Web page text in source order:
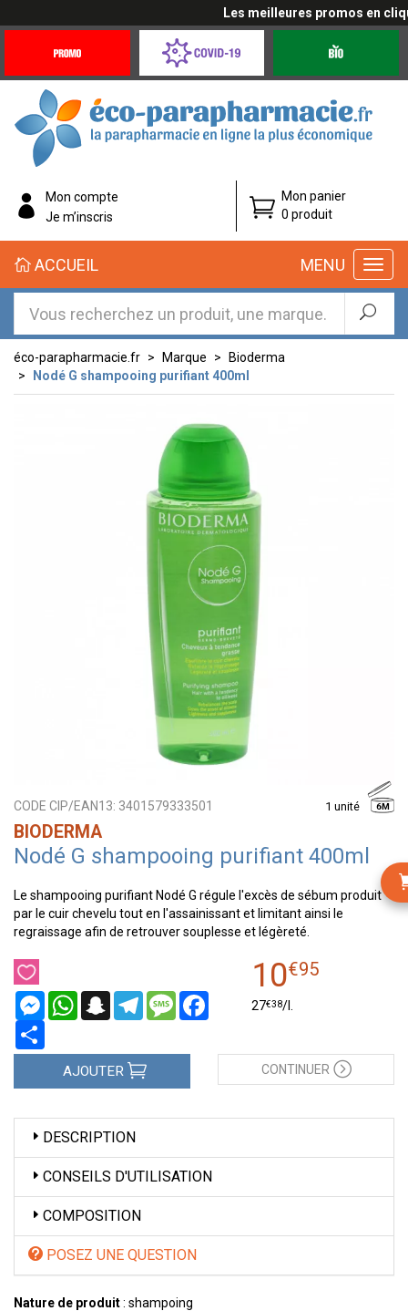
Les meilleures promos en
Offres
Coronavirus
éco-
parapharmacie.fr
éco-
parapharmacie.fr
Mon compte
Je m’inscris
Mon panier
0 produit
MENU
ACCUEIL
éco-parapharmacie.fr Marque
Bioderma
Nodé G shampooing purifiant 400ml
CODE CIP/EAN13: 3401579333501 1 unité 6M
BIODERMA
Nodé G shampooing purifiant 400ml
Le shampooing purifiant Nodé G régule l'excès de sébum produit
par le cuir chevelu tout en l'assainissant et limitant ainsi le
regraissage afin de retrouver souplesse et légèreté.
MessengerWhatsAppSnapchatTelegramMessageFacebook
10€95
27€38/
AJOUTER CONTINUER
DESCRIPTION
CONSEILS D'UTILISATION
COMPOSITION
POSEZ UNE QUESTION
Nature de produit: shampoing